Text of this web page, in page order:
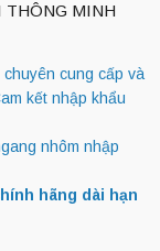
THÔNG MINH
chuyên cung cấp và
kết nhập khẩu
nhôm nhập
hãng dài hạn